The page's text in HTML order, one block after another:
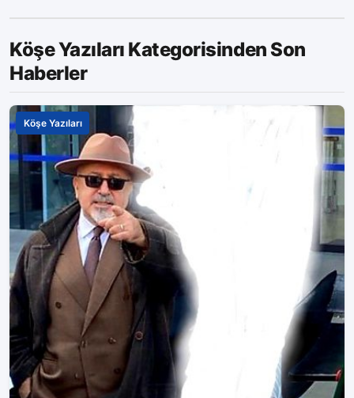
Köşe Yazıları Kategorisinden Son
Haberler
Köşe Yazıları